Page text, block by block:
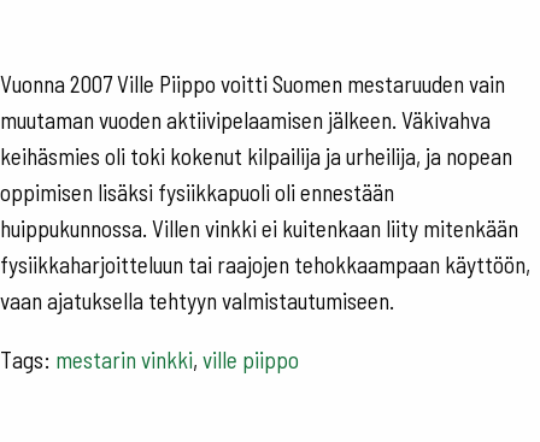
Vuonna 2007 Ville Piippo voitti Suomen mestaruuden vain
muutaman vuoden aktiivipelaamisen jälkeen. Väkivahva
keihäsmies oli toki kokenut kilpailija ja urheilija, ja nopean
oppimisen lisäksi fysiikkapuoli oli ennestään
huippukunnossa. Villen vinkki ei kuitenkaan liity mitenkään
fysiikkaharjoitteluun tai raajojen tehokkaampaan käyttöön,
vaan ajatuksella tehtyyn valmistautumiseen.
Tags: mestarin vinkki, ville piippo